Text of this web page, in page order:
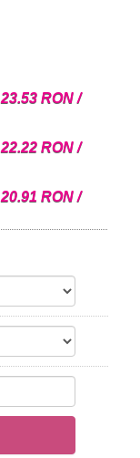
23.53 RON /
22.22 RON /
20.91 RON /